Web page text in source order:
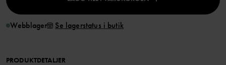
Webblager Se lagerstatus i butik
PRODUKTDETALJER